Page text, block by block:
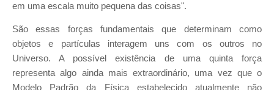
em uma escala muito pequena das coisas".
São essas forças fundamentais que determinam como
objetos e partículas interagem uns com os outros no
Universo. A possível existência de uma quinta força
representa algo ainda mais extraordinário, uma vez que o
Modelo Padrão da Física estabelecido atualmente não